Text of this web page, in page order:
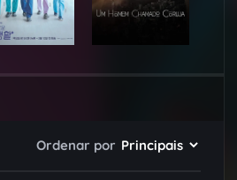
Ordenar por